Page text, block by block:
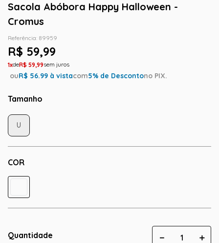
Sacola Abóbora Happy Halloween -
Cromus
Referência: 89959
R$ 59,99
1 R$ 59,99
ouR$ 56.99 à vistacom5% de Descontono PIX.
Tamanho
COR
U
Quantidade ＋
－